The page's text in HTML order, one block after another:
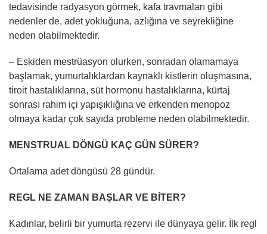
tedavisinde radyasyon görmek, kafa travmaları gibi
nedenler de, adet yokluğuna, azlığına ve seyrekliğine
neden olabilmektedir.
– Eskiden mestrüasyon olurken, sonradan olamamaya
başlamak, yumurtalıklardan kaynaklı kistlerin oluşmasına,
tiroit hastalıklarına, süt hormonu hastalıklarına, kürtaj
sonrası rahim içi yapışıklığına ve erkenden menopoz
olmaya kadar çok sayıda probleme neden olabilmektedir.
MENSTRUAL DÖNGÜ KAÇ GÜN SÜRER?
Ortalama adet döngüsü 28 gündür.
REGL NE ZAMAN BAŞLAR VE BİTER?
Kadınlar, belirli bir yumurta rezervi ile dünyaya gelir. İlk regl